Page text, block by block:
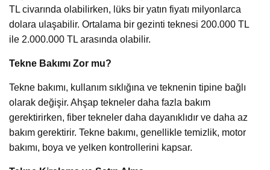
TL civarında olabilirken, lüks bir yatın fiyatı milyonlarca
dolara ulaşabilir. Ortalama bir gezinti teknesi 200.000 TL
ile 2.000.000 TL arasında olabilir.
Tekne Bakımı Zor mu?
Tekne bakımı, kullanım sıklığına ve teknenin tipine bağlı
olarak değişir. Ahşap tekneler daha fazla bakım
gerektirirken, fiber tekneler daha dayanıklıdır ve daha az
bakım gerektirir. Tekne bakımı, genellikle temizlik, motor
bakımı, boya ve yelken kontrollerini kapsar.